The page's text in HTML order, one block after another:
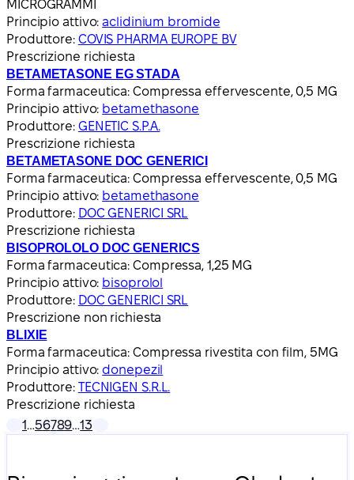
MICROGRAMMI
Principio attivo:aclidinium bromide
Produttore: COVIS PHARMA EUROPE BV
Prescrizione richiesta
BETAMETASONE EG STADA
Forma farmaceutica: Compressa effervescente, 0,5 MG
Principio attivo: betamethasone
Produttore: GENETIC S.P.A.
Prescrizione richiesta
BETAMETASONE DOC GENERICI
Forma farmaceutica: Compressa effervescente, 0,5 MG
Principio attivo: betamethasone
Produttore: DOC GENERICI SRL
Prescrizione richiesta
BISOPROLOLO DOC GENERICS
Forma farmaceutica: Compressa, 1,25 MG
Principio attivo: bisoprolol
Produttore: DOC GENERICI SRL
Prescrizione non richiesta
BLIXIE
Forma farmaceutica: Compressa rivestita con film, 5MG
Principio attivo: donepezil
Produttore: TECNIGEN S.R.L.
Prescrizione richiesta
1…56789…13